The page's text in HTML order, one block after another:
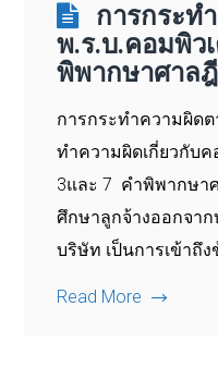
การกระท
พ.ร.บ.คอมพิว
พิพากษาศาล
การกระทำความผิด
ทำความผิดเกี่ยวกับค
3และ 7 คำพิพากษา
ศึกษาลูกจ้างออกจาก
บริษัท เป็นการเข้าถึ
Read More